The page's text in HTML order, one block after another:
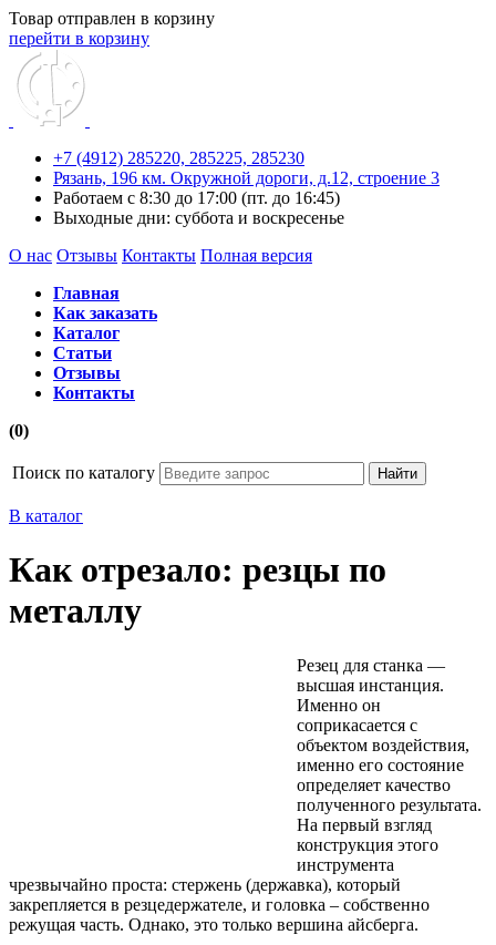
Товар отправлен в корзину
перейти в корзину
+7 (4912) 285220, 285225, 285230
Рязань, 196 км. Окружной дороги, д.12, строение 3
Работаем с 8:30 до 17:00 (пт. до 16:45)
Выходные дни: суббота и воскресенье
О нас Отзывы Контакты Полная версия
Главная
Как заказать
Каталог
Статьи
Отзывы
Контакты
(0)
Поиск по каталогу
В каталог
Как отрезало: резцы по
металлу
Резец для станка ―
высшая инстанция.
Именно он
соприкасается с
объектом воздействия,
именно его состояние
определяет качество
полученного результата.
На первый взгляд
конструкция этого
инструмента
чрезвычайно проста: стержень (державка), который
закрепляется в резцедержателе, и головка – собственно
режущая часть. Однако, это только вершина айсберга.